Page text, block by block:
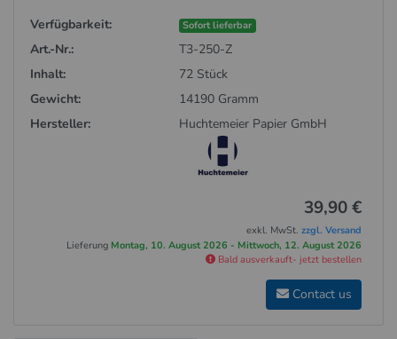
Verfügbarkeit: Sofort lieferbar
Art.-Nr.:
T3-250-Z
Inhalt:
72 Stück
Gewicht:
14190 Gramm
Hersteller:
Huchtemeier Papier GmbH
39,90 €
exkl. MwSt.zzgl. Versand
Lieferung Montag, 10. August 2026 - Mittwoch, 12. August 2026
Bald ausverkauft- jetzt bestellen
Contact us